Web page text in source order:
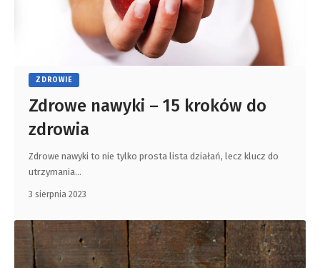
ZDROWIE
Zdrowe nawyki – 15 kroków do
zdrowia
Zdrowe nawyki to nie tylko prosta lista działań, lecz klucz do
utrzymania…
3 sierpnia 2023